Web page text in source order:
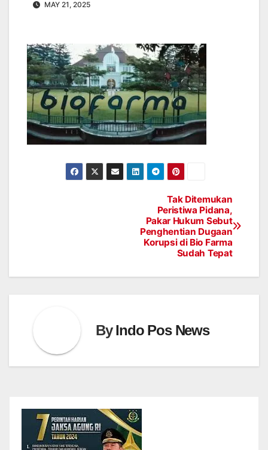
MAY 21, 2025
Tak Ditemukan
Peristiwa Pidana,
Pakar Hukum Sebut
Penghentian Dugaan
Korupsi di Bio Farma
Sudah Tepat
ByIndo Pos News